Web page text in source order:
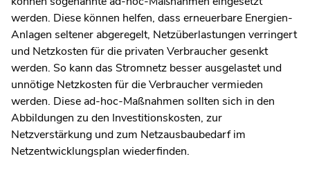
werden. Diese können helfen, dass erneuerbare Energien-
Anlagen seltener abgeregelt, Netzüberlastungen verringert
und Netzkosten für die privaten Verbraucher gesenkt
werden. So kann das Stromnetz besser ausgelastet und
unnötige Netzkosten für die Verbraucher vermieden
werden. Diese ad-hoc-Maßnahmen sollten sich in den
Abbildungen zu den Investitionskosten, zur
Netzverstärkung und zum Netzausbaubedarf im
Netzentwicklungsplan wiederfinden.